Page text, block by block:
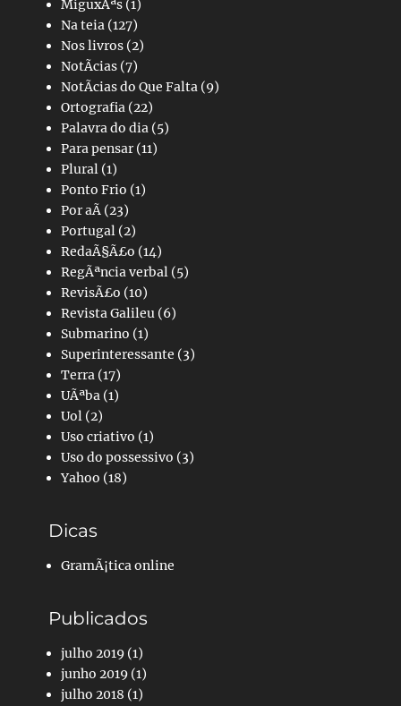
MiguxÃªs (1)
Na teia (127)
Nos livros (2)
NotÃ­cias (7)
NotÃ­cias do Que Falta (9)
Ortografia (22)
Palavra do dia (5)
Para pensar(11)
Plural (1)
Ponto Frio (1)
Por aÃ­ (23)
Portugal (2)
RedaÃ§Ã£o (14)
RegÃªncia verbal (5)
RevisÃ£o (10)
Revista Galileu (6)
Submarino (1)
Superinteressante (3)
Terra (17)
UÃªba (1)
Uol (2)
Uso criativo (1)
Uso do possessivo (3)
Yahoo (18)
Dicas
GramÃ¡tica online
Publicados
julho 2019 (1)
junho 2019 (1)
julho 2018 (1)